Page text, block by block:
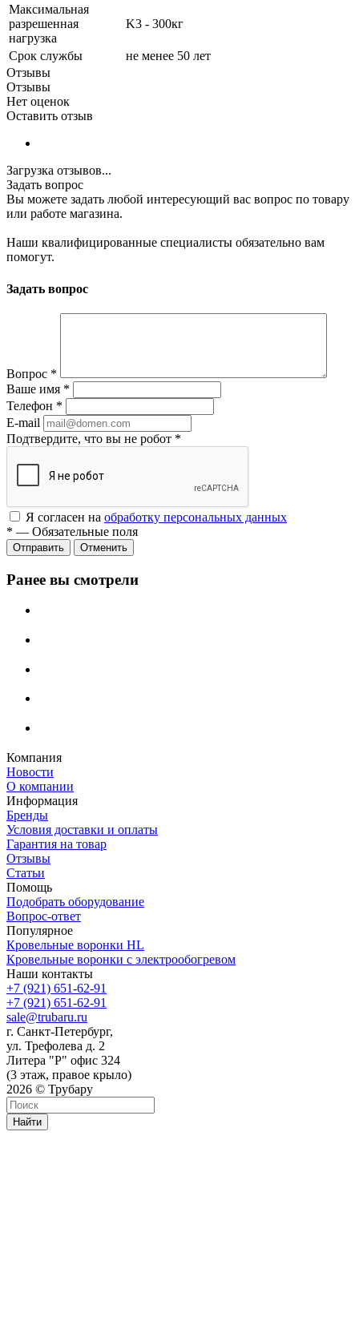
Максимальная
разрешенная
нагрузка
K3 - 300кг
Срок службы
не менее 50 лет
Отзывы
Отзывы
Нет оценок
Оставить отзыв
Загрузка отзывов...
Задать вопрос
Вы можете задать любой интересующий вас вопрос по товару
или работе магазина.
Наши квалифицированные специалисты обязательно вам
помогут.
Задать вопрос
Вопрос *
Ваше имя *
Телефон *
E-mail
Подтвердите, что вы не робот *
Я согласен на обработку персональных данных
* — Обязательные поля
Отменить
Ранее вы смотрели
Компания
Новости
О компании
Информация
Бренды
Условия доставки и оплаты
Гарантия на товар
Отзывы
Статьи
Помощь
Подобрать оборудование
Вопрос-ответ
Популярное
Кровельные воронки HL
Кровельные воронки с электрообогревом
Наши контакты
+7 (921) 651-62-91
+7 (921) 651-62-91
sale@trubaru.ru
г. Санкт-Петербург,
ул. Трефолева д. 2
Литера "Р" офис 324
(3 этаж, правое крыло)
2026 © Трубару
Найти